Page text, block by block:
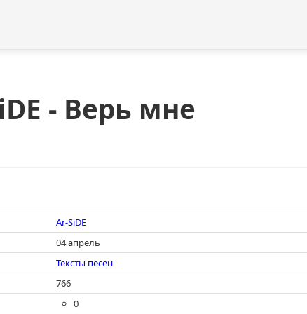
- Верь мне
Ar-SiDE
04 апрель
Тексты песен
766
0